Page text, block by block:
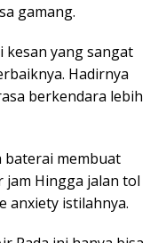
gamang.
kesan yang sangat
Hadirnya
berkendara lebih
baterai membuat
jam Hingga jalan tol
anxiety istilahnya.